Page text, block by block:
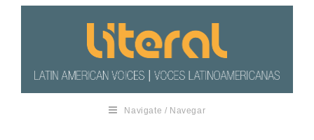
Navigate / Navegar